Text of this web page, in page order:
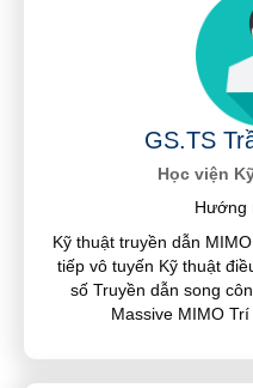
GS.TS
Học viện
Hướng
Kỹ thuật truyền dẫn
tiếp vô tuyến Kỹ thuật
số Truyền dẫn song
Massive MIMO